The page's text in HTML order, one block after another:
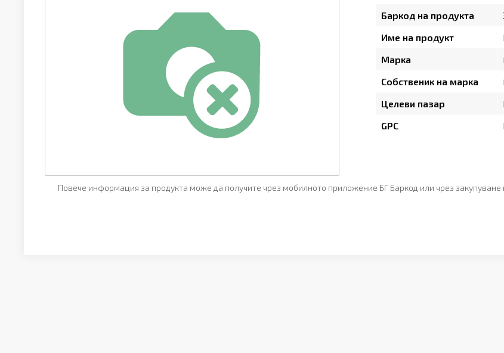
Баркод на продукта
Име на продукт
Марка
Собственик на марка
Целеви пазар
GPC
Повече информация за продукта може да получите чрез мобилното приложение БГ Баркод или чрез закупуване